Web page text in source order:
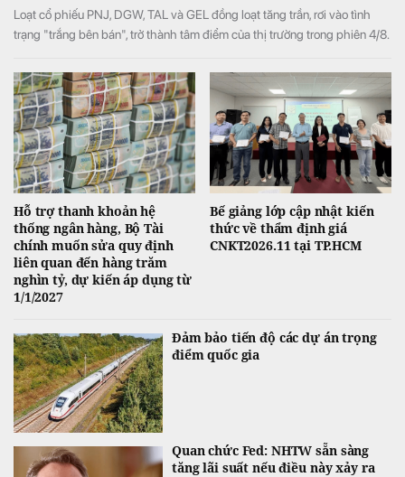
Loạt cổ phiếu PNJ, DGW, TAL và GEL đồng loạt tăng trần, rơi vào tình
trạng "trắng bên bán", trở thành tâm điểm của thị trường trong phiên 4/8.
Hỗ trợ thanh khoản hệ
thống ngân hàng, Bộ Tài
chính muốn sửa quy định
liên quan đến hàng trăm
nghìn tỷ, dự kiến áp dụng từ
1/1/2027
Bế giảng lớp cập nhật kiến
thức về thẩm định giá
CNKT2026.11 tại TP.HCM
Đảm bảo tiến độ các dự án trọng
điểm quốc gia
Quan chức Fed: NHTW sẵn sàng
tăng lãi suất nếu điều này xảy ra